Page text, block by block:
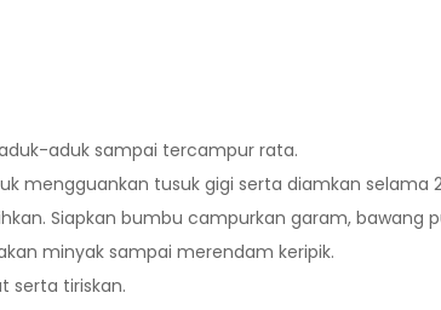
aduk sampai tercampur rata.
mengguankan tusuk gigi serta diamkan
Siapkan bumbu campurkan garam, bawang
minyak sampai merendam keripik.
serta tiriskan.